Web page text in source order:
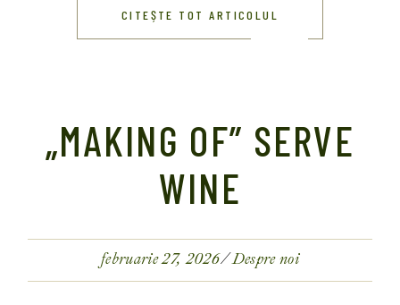
CITEȘTE TOT ARTICOLUL
„MAKING OF” SERVE
WINE
februarie 27, 2026 Despre noi